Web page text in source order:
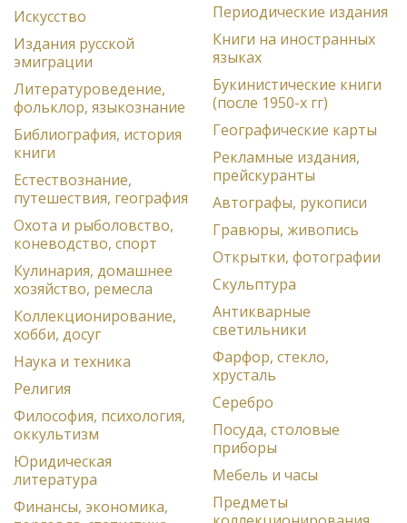
Искусство
Издания русской
эмиграции
Литературоведение,
фольклор, языкознание
Библиография, история
книги
Естествознание,
путешествия, география
Охота и рыболовство,
коневодство, спорт
Кулинария, домашнее
хозяйство, ремесла
Коллекционирование,
хобби, досуг
Наука и техника
Религия
Философия, психология,
оккультизм
Юридическая
литература
Финансы, экономика,
Периодические издания
Книги на иностранных
языках
Букинистические книги
(после 1950-х гг)
Географические карты
Рекламные издания,
прейскуранты
Автографы, рукописи
Гравюры, живопись
Открытки, фотографии
Скульптура
Антикварные
светильники
Фарфор, стекло,
хрусталь
Серебро
Посуда, столовые
приборы
Мебель и часы
Предметы